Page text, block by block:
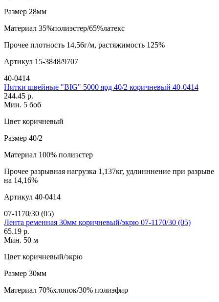
Размер 28мм
Материал 35%полиэстер/65%латекс
Прочее плотность 14,56г/м, растяжимость 125%
Артикул 15-3848/9707
40-0414
Нитки швейные "BIG" 5000 ярд 40/2 коричневый 40-0414
244.45 р.
Мин. 5 боб
Цвет коричневый
Размер 40/2
Материал 100% полиэстер
Прочее разрывная нагрузка 1,137кг, удлинннение при разрыве
на 14,16%
Артикул 40-0414
07-1170/30 (05)
Лента ременная 30мм коричневый/экрю 07-1170/30 (05)
65.19 р.
Мин. 50 м
Цвет коричневый/экрю
Размер 30мм
Материал 70%хлопок/30% полиэфир